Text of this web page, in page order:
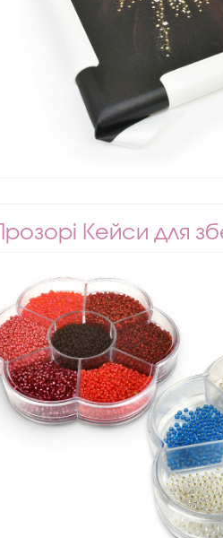
Прозорі Кейси для